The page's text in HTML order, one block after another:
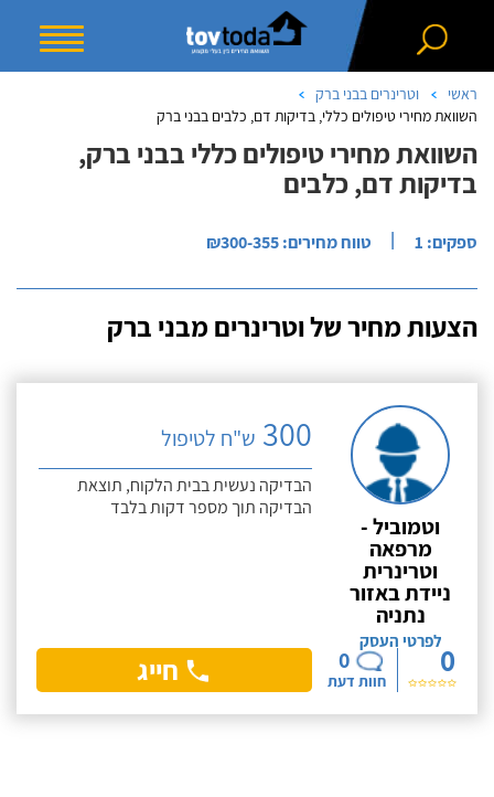
ראשי
וטרינרים בבני ברק
השוואת מחירי טיפולים כללי, בדיקות דם, כלבים בבני ברק
השוואת מחירי טיפולים כללי בבני ברק,
בדיקות דם, כלבים
ספקים: 1 | טווח מחירים: ₪300-355
הצעות מחיר של וטרינרים מבני ברק
וטמוביל -
מרפאה
וטרינרית
ניידת באזור
נתניה
לפרטי העסק0
0
חוות דעת
300 ש"ח לטיפול
הבדיקה נעשית בבית הלקוח, תוצאת
הבדיקה תוך מספר דקות בלבד
חייג